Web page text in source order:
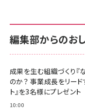
￥880
スペシ
￥
anan(
サポ
すい
2枚セ
￥
サポ
￥
Anker
編集部からのお
成果を生む組織づくり
のか？ 事業成長をリード
ト』を3名様にプレゼント
10:00